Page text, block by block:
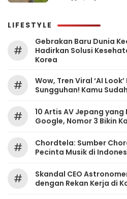
LIFESTYLE
#
Gebrakan Baru Dunia
Hadirkan Solusi
Korea
#
Wow, Tren Viral ‘AI
Sungguhan! Kamu
#
10 Artis AV Jepang
Google, Nomor 3 Bikin
#
Chordtela: Sumber
Pecinta Musik di
#
Skandal CEO
dengan Rekan Kerja di